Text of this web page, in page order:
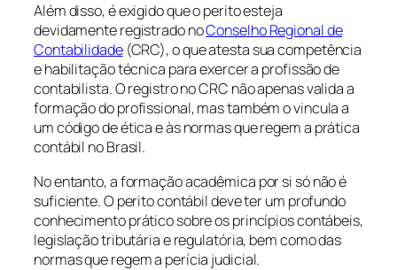
Além disso, é exigido que o perito esteja
devidamente registrado noConselho Regional de
Contabilidade(CRC), o que atesta sua competência
e habilitação técnica para exercer a profissão de
contabilista. O registro no CRC não apenas valida a
formação do profissional, mas também o vincula a
um código de ética e às normas que regem a prática
contábil no Brasil.
No entanto, a formação acadêmica por si só não é
suficiente. O perito contábil deve ter um profundo
conhecimento prático sobre os princípios contábeis,
legislação tributária e regulatória, bem como das
normas que regem a perícia judicial.